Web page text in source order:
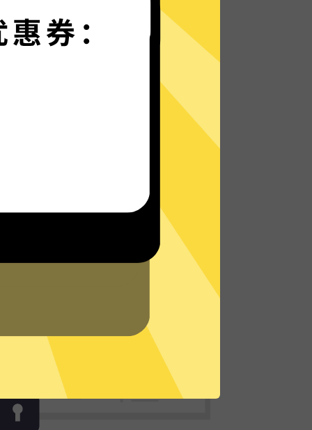
无论何地，无限访问
区加速器的自研发通信协议，使您无论是
路上还是沙发上，都能轻松无限制访问全
球网络，体验真正的极速网络。